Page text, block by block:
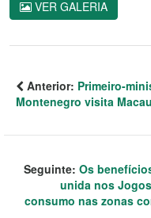
VER GALERIA
Anterior: Primeiro-
Montenegro visita Macau
Seguinte: Os
unida nos
consumo nas zonas